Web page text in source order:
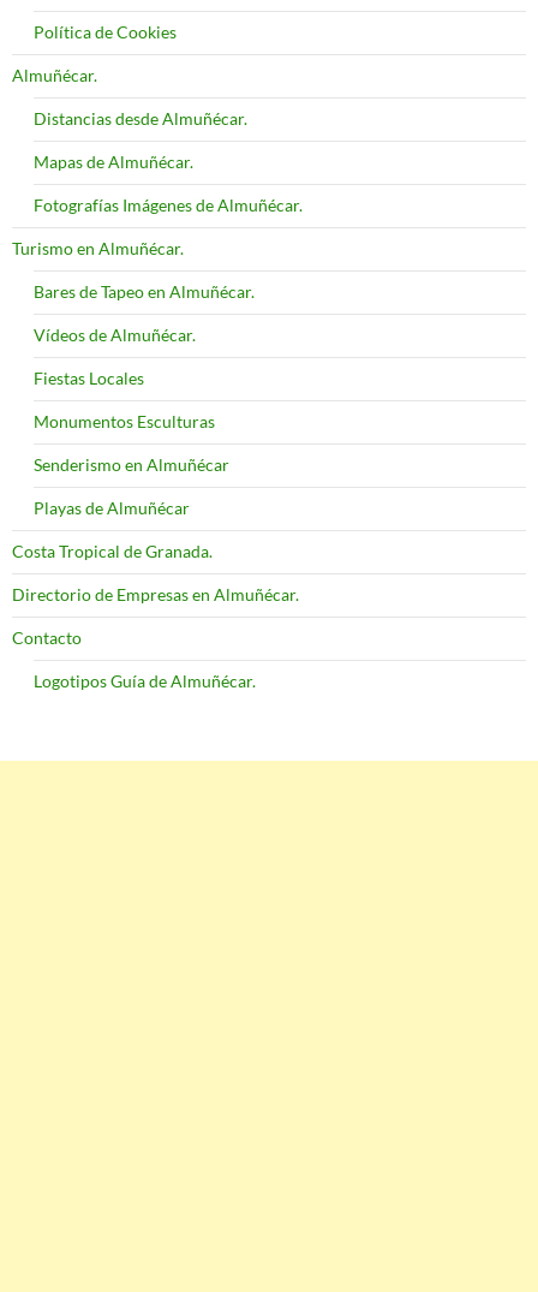
Política de Cookies
Almuñécar.
Distancias desde Almuñécar.
Mapas de Almuñécar.
Fotografías Imágenes de Almuñécar.
Turismo en Almuñécar.
Bares de Tapeo en Almuñécar.
Vídeos de Almuñécar.
Fiestas Locales
Monumentos Esculturas
Senderismo en Almuñécar
Playas de Almuñécar
Costa Tropical de Granada.
Directorio de Empresas en Almuñécar.
Contacto
Logotipos Guía de Almuñécar.